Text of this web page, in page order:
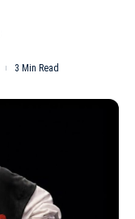
3 Min Read